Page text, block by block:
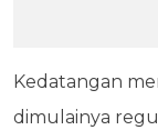
Kedatangan
dimulainya